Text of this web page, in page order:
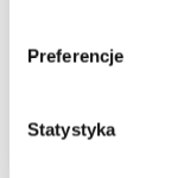
Preferencje
Statystyka